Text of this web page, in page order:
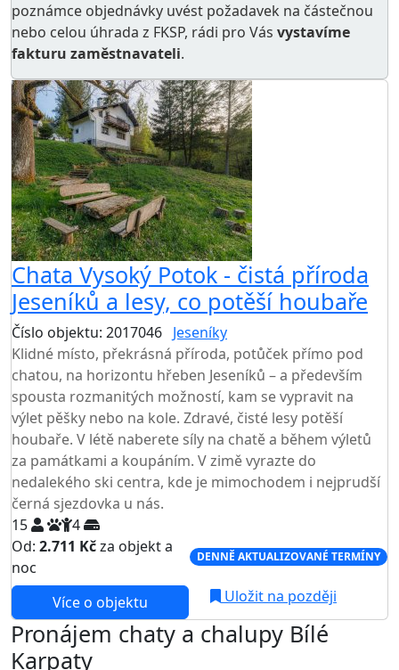
poznámce objednávky uvést požadavek na částečnou
nebo celou úhrada z FKSP, rádi pro Vás vystavíme
fakturu zaměstnavateli.
Chata Vysoký Potok - čistá příroda
Jeseníků a lesy, co potěší houbaře
Číslo objektu: 2017046 Jeseníky
Klidné místo, překrásná příroda, potůček přímo pod
chatou, na horizontu hřeben Jeseníků – a především
spousta rozmanitých možností, kam se vypravit na
výlet pěšky nebo na kole. Zdravé, čisté lesy potěší
houbaře. V létě naberete síly na chatě a během výletů
za památkami a koupáním. V zimě vyrazte do
nedalekého ski centra, kde je mimochodem i nejprudší
černá sjezdovka u nás.
15
4
Od: 2.711 Kčza objekt a
noc
DENNĚ AKTUALIZOVANÉ TERMÍNY
Více o objektu Uložit na později
Pronájem chaty a chalupy Bílé
Karpaty